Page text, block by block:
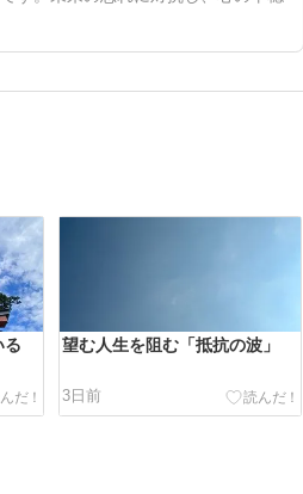
る 望む人生を阻む「抵抗の波」
3日前